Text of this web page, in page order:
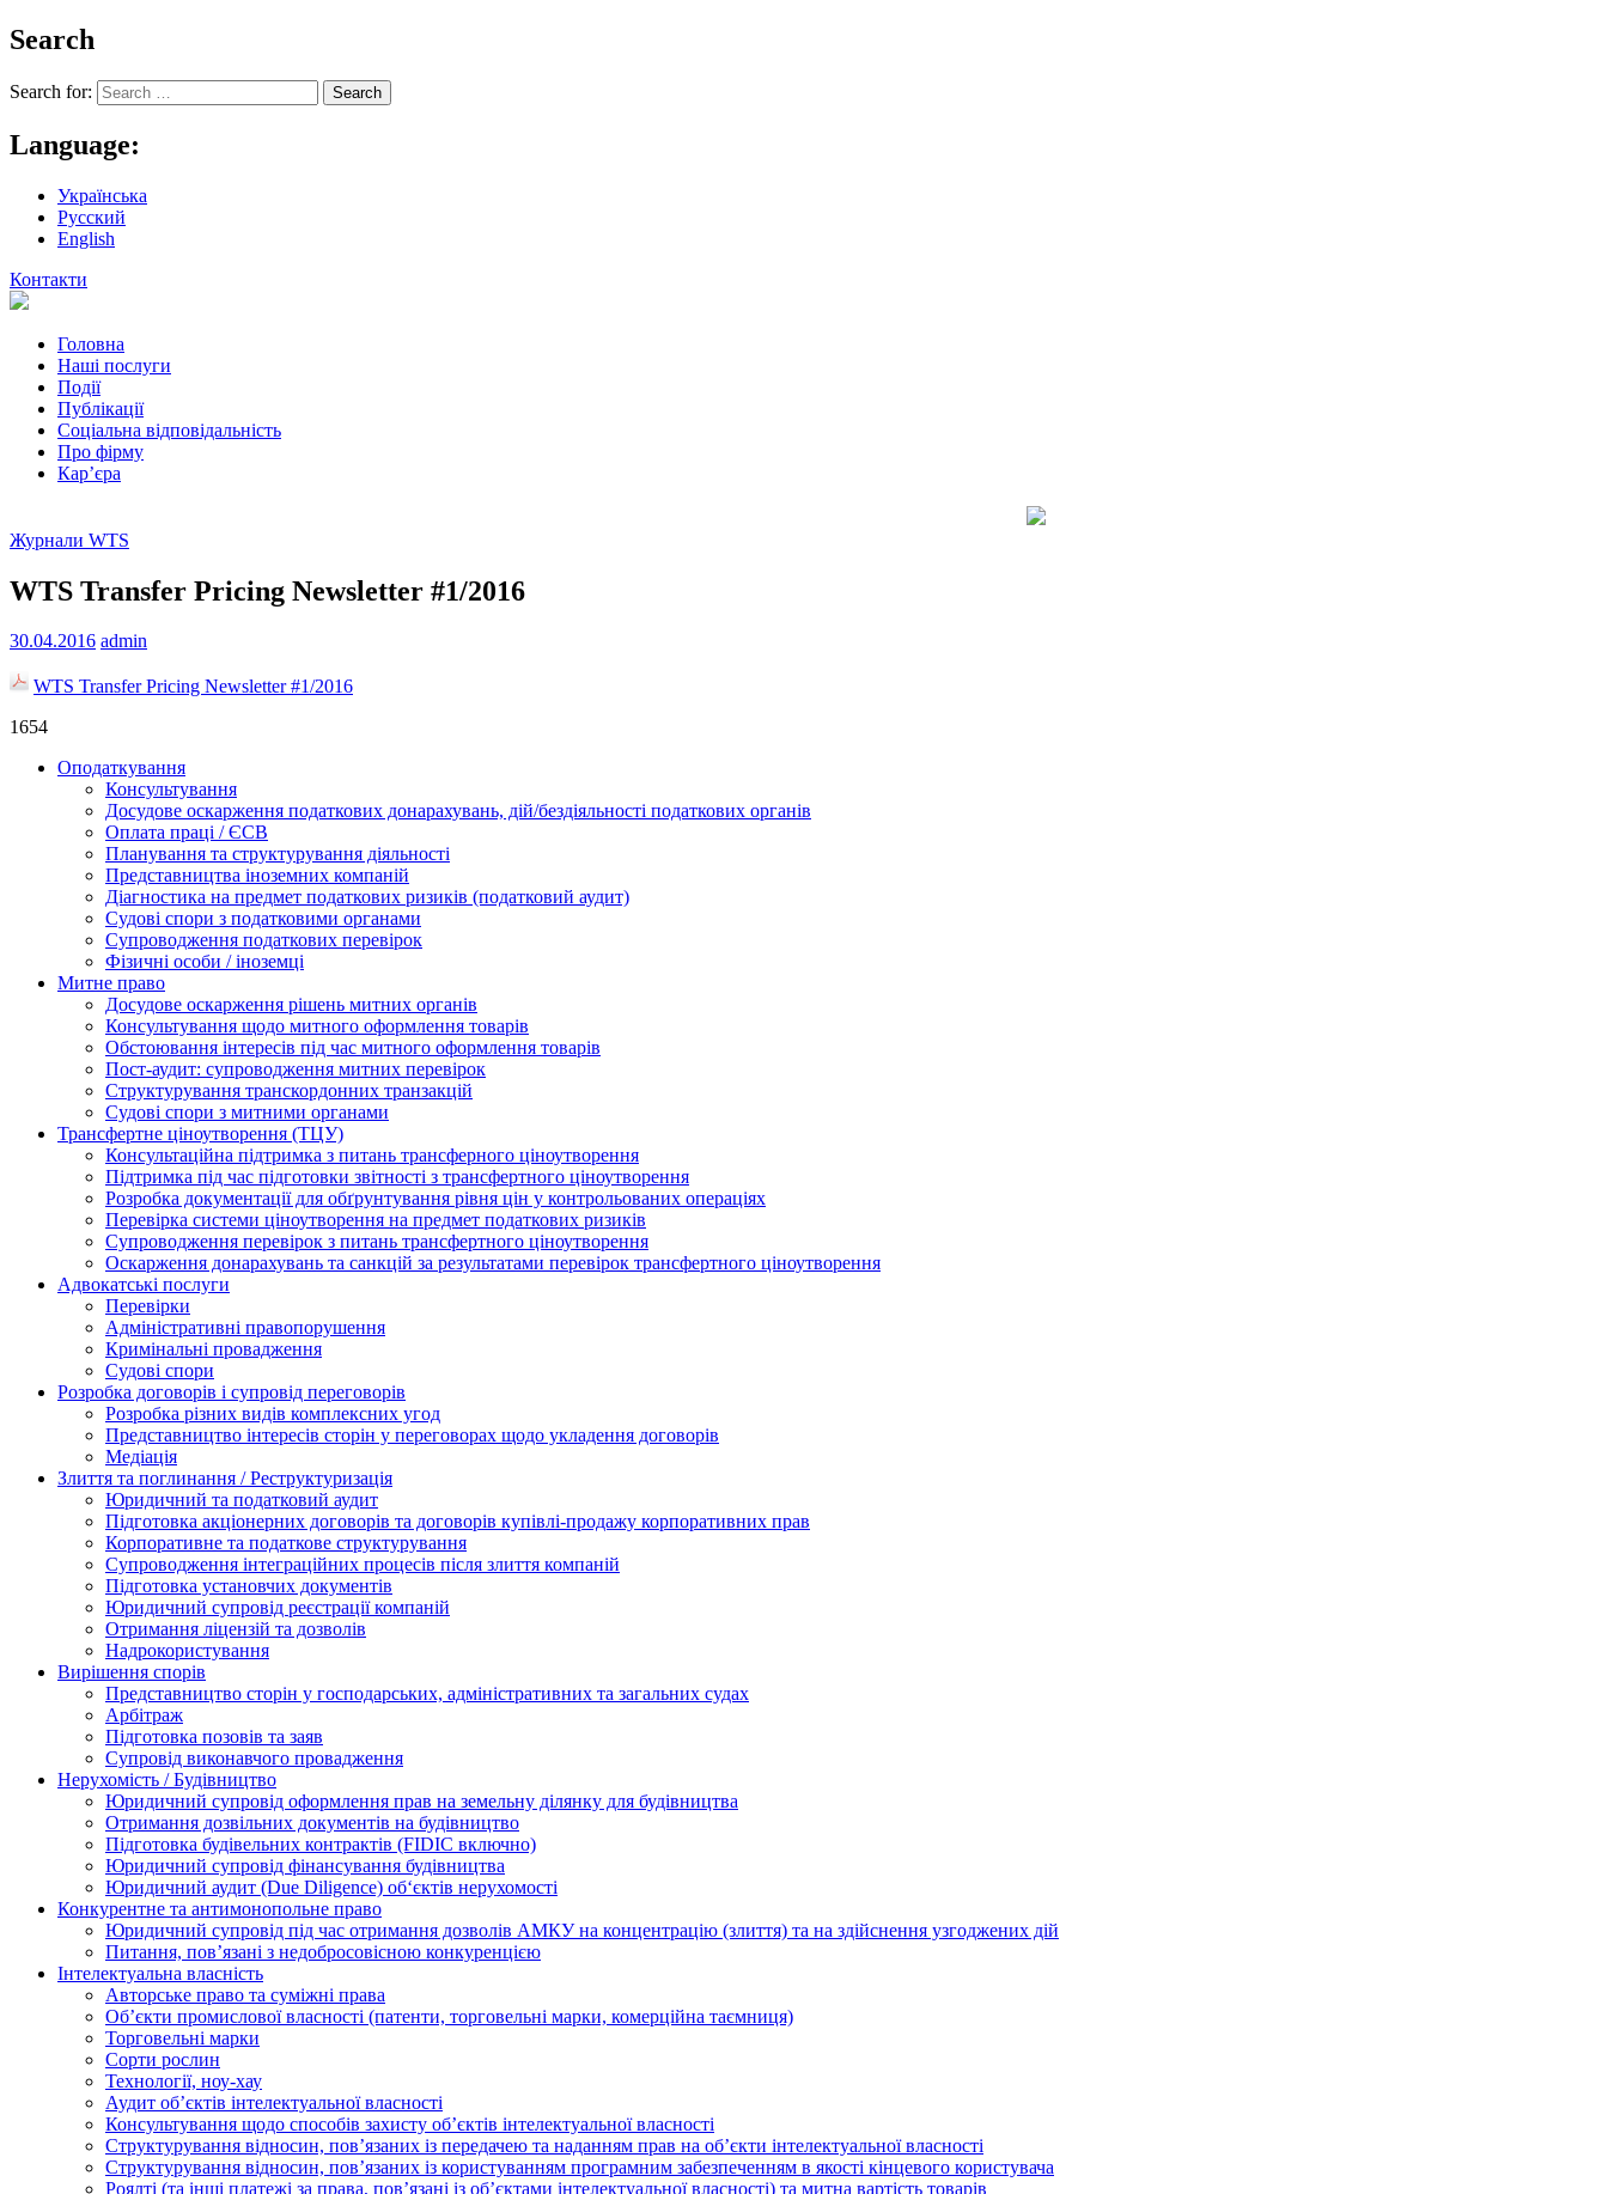
Search
Search for:
Language:
Українська
Русский
English
Контакти
Головна
Наші послуги
Події
Публікації
Соціальна відповідальність
Про фiрму
Кар’єра
Журнали WTS
WTS Transfer Pricing Newsletter #1/2016
30.04.2016 admin
WTS Transfer Pricing Newsletter #1/2016
1654
Оподаткування
Консультування
Досудове оскарження податкових донарахувань, дій/бездіяльності податкових органів
Оплата праці / ЄСВ
Планування та структурування діяльності
Представництва іноземних компаній
Діагностика на предмет податкових ризиків (податковий аудит)
Судові спори з податковими органами
Супроводження податкових перевірок
Фізичні особи / іноземці
Митне право
Досудове оскарження рішень митних органів
Консультування щодо митного оформлення товарів
Обстоювання інтересів під час митного оформлення товарів
Пост-аудит: супроводження митних перевірок
Структурування транскордонних транзакцій
Судові спори з митними органами
Трансфертне ціноутворення (ТЦУ)
Консультаційна підтримка з питань трансферного ціноутворення
Підтримка під час підготовки звітності з трансфертного ціноутворення
Розробка документації для обґрунтування рівня цін у контрольованих операціях
Перевірка системи ціноутворення на предмет податкових ризиків
Супроводження перевірок з питань трансфертного ціноутворення
Оскарження донарахувань та санкцій за результатами перевірок трансфертного ціноутворення
Адвокатські послуги
Перевірки
Адміністративні правопорушення
Кримінальні провадження
Судові спори
Розробка договорів і супровід переговорів
Розробка різних видів комплексних угод
Представництво інтересів сторін у переговорах щодо укладення договорів
Медіація
Злиття та поглинання / Реструктуризація
Юридичний та податковий аудит
Підготовка акціонерних договорів та договорів купівлі-продажу корпоративних прав
Корпоративне та податкове структурування
Супроводження інтеграційних процесів після злиття компаній
Підготовка установчих документів
Юридичний супровід реєстрації компаній
Отримання ліцензій та дозволів
Надрокористування
Вирішення спорів
Представництво сторін у господарських, адміністративних та загальних судах
Арбітраж
Підготовка позовів та заяв
Супровід виконавчого провадження
Нерухомість / Будівництво
Юридичний супровід оформлення прав на земельну ділянку для будівництва
Отримання дозвільних документів на будівництво
Підготовка будівельних контрактів (FIDIC включно)
Юридичний супровід фінансування будівництва
Юридичний аудит (Due Diligence) об‘єктів нерухомості
Конкурентне та антимонопольне право
Юридичний супровід під час отримання дозволів АМКУ на концентрацію (злиття) та на здійснення узгоджених дій
Питання, пов’язані з недобросовісною конкуренцією
Інтелектуальна власність
Авторське право та суміжні права
Oб’єкти промислової власності (патенти, торговельні марки, комерційна таємниця)
Торговельні марки
Сорти рослин
Технології, ноу-хау
Аудит об’єктів інтелектуальної власності
Консультування щодо способів захисту об’єктів інтелектуальної власності
Структурування відносин, пов’язаних із передачею та наданням прав на об’єкти інтелектуальної власності
Структурування відносин, пов’язаних із користуванням програмним забезпеченням в якості кінцевого користувача
Роялті (та інші платежі за права, пов’язані із об’єктами інтелектуальної власності) та митна вартість товарів